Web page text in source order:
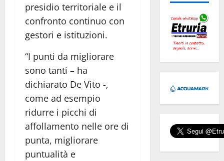
presidio territoriale e il
confronto continuo con
gestori e istituzioni.
“I punti da migliorare
sono tanti – ha
dichiarato De Vito -,
come ad esempio
ridurre i picchi di
affollamento nelle ore di
punta, migliorare
puntualità e